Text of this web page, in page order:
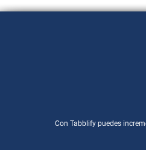
Restaurantes:
Con Tabblify puedes